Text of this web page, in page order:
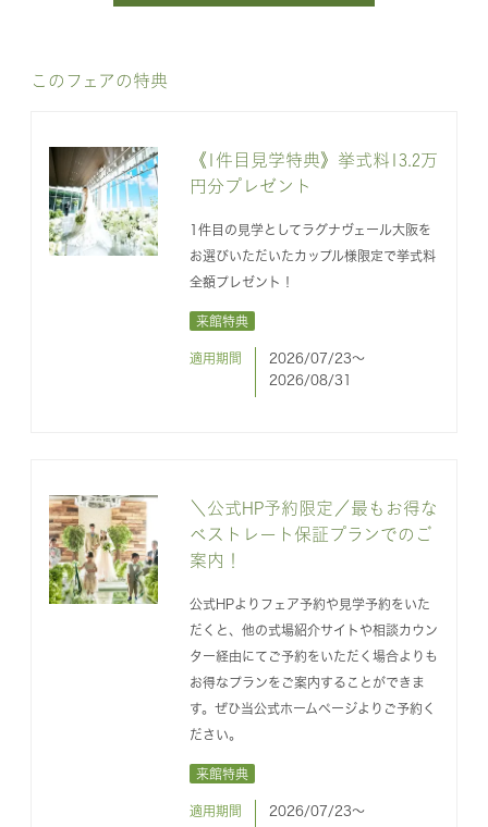
このフェアの特典
《1件目見学特典》挙式料13.2万
円分プレゼント
1件目の見学としてラグナヴェール大阪を
お選びいただいたカップル様限定で挙式料
全額プレゼント！
来館特典
適用期間
2026/07/23〜
2026/08/31
＼公式HP予約限定／最もお得な
ベストレート保証プランでのご
案内！
公式HPよりフェア予約や見学予約をいた
だくと、他の式場紹介サイトや相談カウン
ター経由にてご予約をいただく場合よりも
お得なプランをご案内することができま
す。ぜひ当公式ホームページよりご予約く
ださい。
来館特典
適用期間
2026/07/23〜